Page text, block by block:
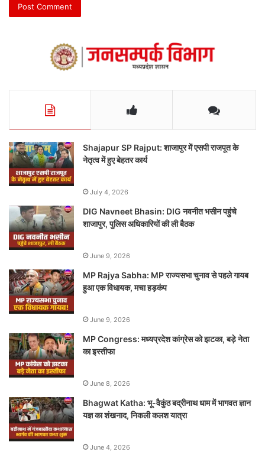
Shajapur SP Rajput: शाजापुर में एसपी राजपूत के
नेतृत्व में हुए बेहतर कार्य
July 4, 2026
DIG Navneet Bhasin: DIG नवनीत भसीन पहुंचे
शाजापुर, पुलिस अधिकारियों की ली बैठक
June 9, 2026
MP Rajya Sabha: MP राज्यसभा चुनाव से पहले गायब
हुआ एक विधायक, मचा हड़कंप
June 9, 2026
MP Congress: मध्यप्रदेश कांग्रेस को झटका, बड़े नेता
का इस्तीफा
June 8, 2026
Bhagwat Katha: भू-वैकुंठ बद्रीनाथ धाम में भागवत ज्ञान
यज्ञ का शंखनाद, निकली कलश यात्रा
June 4, 2026